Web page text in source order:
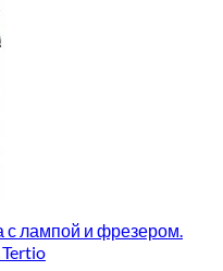
лампой и фрезером.